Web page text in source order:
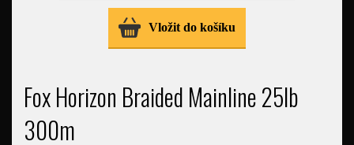
Vložit do košíku
Fox Horizon Braided Mainline 25lb
300m